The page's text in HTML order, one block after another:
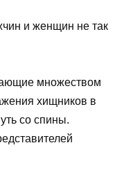
и женщин не так
множеством
хищников в
со спины.